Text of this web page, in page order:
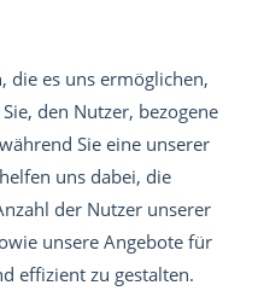
die es uns ermöglichen,
den Nutzer, bezogene
Sie eine unserer
uns dabei, die
der Nutzer unserer
unsere Angebote für
effizient zu gestalten.